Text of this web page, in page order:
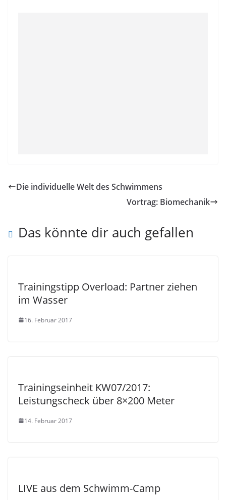
Die individuelle Welt des Schwimmens
Vortrag: Biomechanik
Das könnte dir auch gefallen
Trainingstipp Overload: Partner ziehen
im Wasser
16. Februar 2017
Trainingseinheit KW07/2017:
Leistungscheck über 8×200 Meter
14. Februar 2017
LIVE aus dem Schwimm-Camp